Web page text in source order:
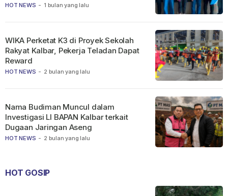
HOT NEWS - 1 bulan yang lalu
HOT NEWS - 2 bulan yang lalu
WIKA Perketat K3 di Proyek Sekolah
Rakyat Kalbar, Pekerja Teladan Dapat
Reward
HOT NEWS - 2 bulan yang lalu
Nama Budiman Muncul dalam
Investigasi LI BAPAN Kalbar terkait
Dugaan Jaringan Aseng
HOT GOSIP